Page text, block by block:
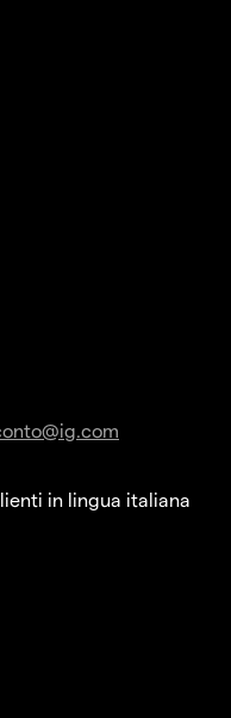
in lingua italiana